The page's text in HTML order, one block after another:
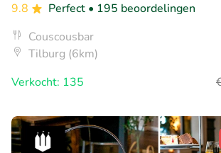
9.8
Perfect • 195 beoordelingen
Couscousbar
Tilburg (6km)
Verkocht: 135